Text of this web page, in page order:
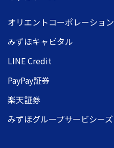
オリエントコーポレーション
みずほキャピタル
LINE Credit
PayPay証券
楽天証券
みずほグループサービシーズ